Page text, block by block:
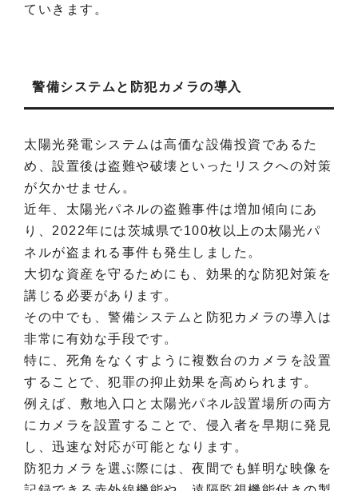
ていきます。
警備システムと防犯カメラの導入
太陽光発電システムは高価な設備投資であるた
め、設置後は盗難や破壊といったリスクへの対策
が欠かせません。
近年、太陽光パネルの盗難事件は増加傾向にあ
り、2022年には茨城県で100枚以上の太陽光パ
ネルが盗まれる事件も発生しました。
大切な資産を守るためにも、効果的な防犯対策を
講じる必要があります。
その中でも、警備システムと防犯カメラの導入は
非常に有効な手段です。
特に、死角をなくすように複数台のカメラを設置
することで、犯罪の抑止効果を高められます。
例えば、敷地入口と太陽光パネル設置場所の両方
にカメラを設置することで、侵入者を早期に発見
し、迅速な対応が可能となります。
防犯カメラを選ぶ際には、夜間でも鮮明な映像を